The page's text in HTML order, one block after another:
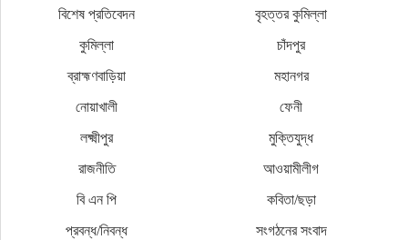
বিশেষ প্রতিবেদন
বৃহত্তর কুমিল্লা
কুমিল্লা
চাঁদপুর
ব্রাহ্মণবাড়িয়া
মহানগর
নোয়াখালী
ফেনী
লক্ষ্মীপুর
মুক্তিযুদ্ধ
রাজনীতি
আওয়ামীলীগ
বি এন পি
কবিতা/ছড়া
প্রবন্ধ/নিবন্ধ
সংগঠনের সংবাদ